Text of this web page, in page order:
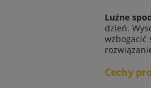
Luźne
dzień.
wzbogacić
Cechy